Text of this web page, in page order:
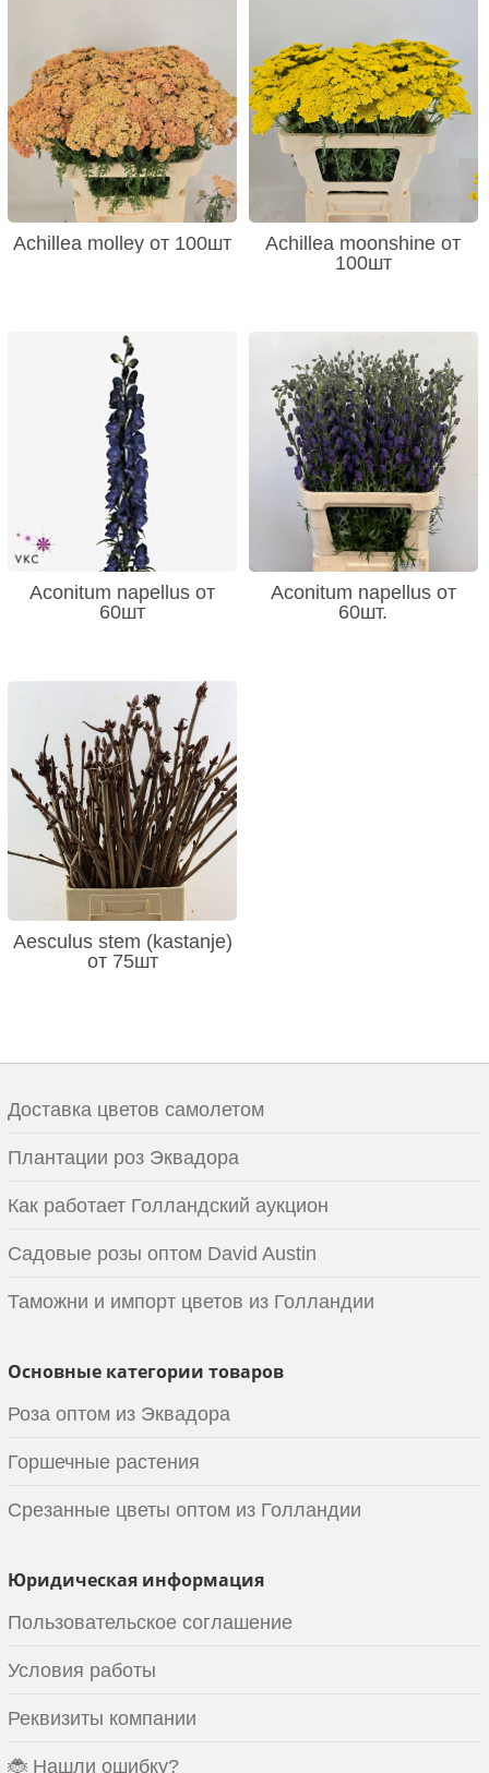
Achillea molley от 100шт
Achillea moonshine от
100шт
Aconitum napellus от
60шт
Aconitum napellus от
60шт.
Aesculus stem (kastanje)
от 75шт
Доставка цветов самолетом
Плантации роз Эквадора
Как работает Голландский аукцион
Садовые розы оптом David Austin
Таможни и импорт цветов из Голландии
Основные категории товаров
Роза оптом из Эквадора
Горшечные растения
Срезанные цветы оптом из Голландии
Юридическая информация
Пользовательское соглашение
Условия работы
Реквизиты компании
🐞 Нашли ошибку?